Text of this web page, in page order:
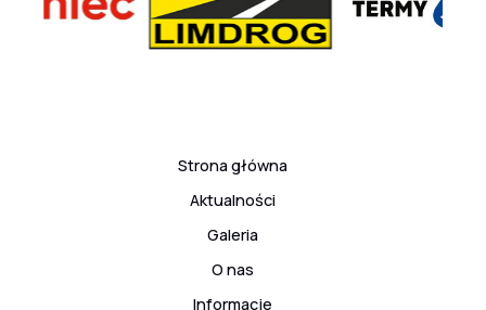
Strona główna
Aktualności
Galeria
O nas
Informacje